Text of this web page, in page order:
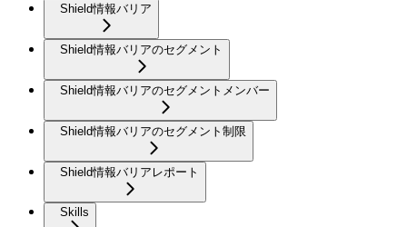
Shield情報バリア
Shield情報バリアのセグメント
Shield情報バリアのセグメントメンバー
Shield情報バリアのセグメント制限
Shield情報バリアレポート
Skills